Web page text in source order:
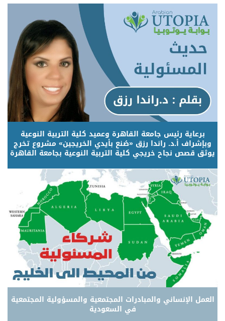
برعاية رئيس جامعة القاهرة وعميد كلية التربية النوعية
وبإشراف أ.د. راندا رزق «صُنع بأيدي الخريجين» مشروع تخرج
يوثق قصص نجاح خريجي كلية التربية النوعية بجامعة القاهرة
العمل الإنساني والمبادرات المجتمعية والمسؤولية المجتمعية
في السعودية